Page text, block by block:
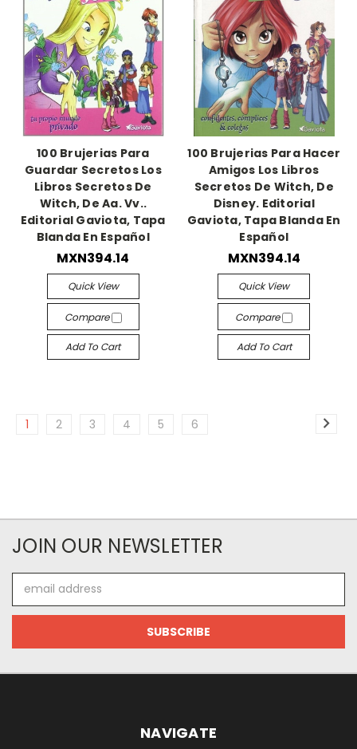
100 Brujerias Para
Guardar Secretos Los
Libros Secretos De
Witch, De Aa. Vv..
Editorial Gaviota, Tapa
Blanda En Español
MXN394.14
Quick View
Compare
Add To Cart
100 Brujerias Para Hacer
Amigos Los Libros
Secretos De Witch, De
Disney. Editorial
Gaviota, Tapa Blanda En
Español
MXN394.14
Quick View
Compare
Add To Cart
1 2 3 4 5 6
JOIN OUR NEWSLETTER
Address
NAVIGATE